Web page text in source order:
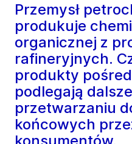
Przemysł
produkuje
organicznej z
rafineryjnych.
produkty
podlegają
przetwarzaniu
końcowych